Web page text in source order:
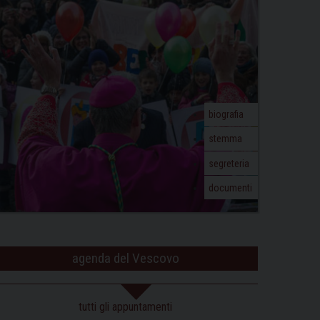
biografia
stemma
segreteria
documenti
agenda del Vescovo
tutti gli appuntamenti